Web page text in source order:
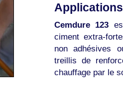
Applications
Cemdure 123
ciment extra-
non adhésives
treillis de
chauffage par le